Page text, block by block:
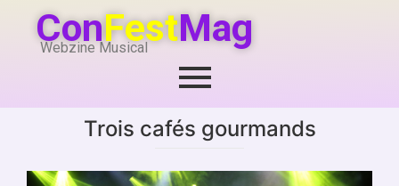
ConFestMag
Webzine Musical
Trois cafés gourmands